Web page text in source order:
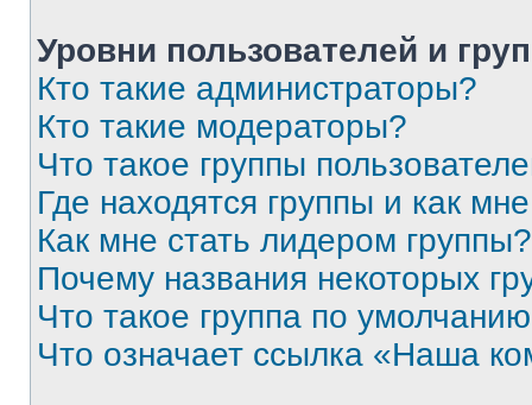
Уровни пользователей и
Кто такие администраторы?
Кто такие модераторы?
Что такое группы
Где находятся группы и как
Как мне стать лидером группы?
Почему названия некоторых
Что такое группа по
Что означает ссылка «Наша